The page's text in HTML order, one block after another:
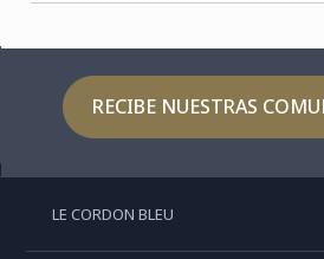
RECIBE NUESTRAS
LE CORDON BLEU